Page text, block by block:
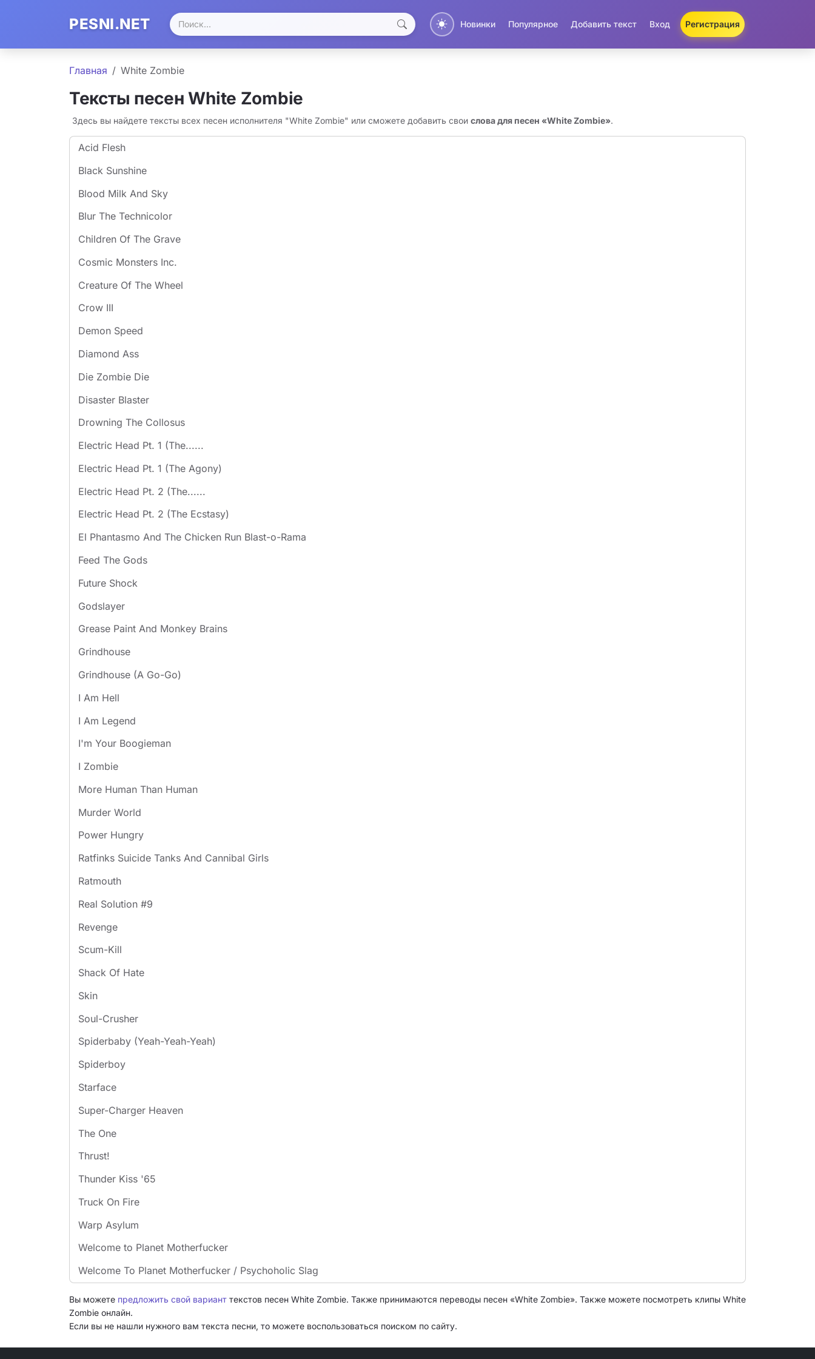
PESNI.NET Новинки Популярное Добавить текст Вход Регистрация
Главная White Zombie
Тексты песен White Zombie
Здесь вы найдете тексты всех песен исполнителя "White Zombie" или сможете добавить свои слова для песен «White Zombie».
Acid Flesh
Black Sunshine
Blood Milk And Sky
Blur The Technicolor
Children Of The Grave
Cosmic Monsters Inc.
Creature Of The Wheel
Crow III
Demon Speed
Diamond Ass
Die Zombie Die
Disaster Blaster
Drowning The Collosus
Electric Head Pt. 1 (The......
Electric Head Pt. 1 (The Agony)
Electric Head Pt. 2 (The......
Electric Head Pt. 2 (The Ecstasy)
El Phantasmo And The Chicken Run Blast-o-Rama
Feed The Gods
Future Shock
Godslayer
Grease Paint And Monkey Brains
Grindhouse
Grindhouse (A Go-Go)
I Am Hell
I Am Legend
I'm Your Boogieman
I Zombie
More Human Than Human
Murder World
Power Hungry
Ratfinks Suicide Tanks And Cannibal Girls
Ratmouth
Real Solution #9
Revenge
Scum-Kill
Shack Of Hate
Skin
Soul-Crusher
Spiderbaby (Yeah-Yeah-Yeah)
Spiderboy
Starface
Super-Charger Heaven
The One
Thrust!
Thunder Kiss '65
Truck On Fire
Warp Asylum
Welcome to Planet Motherfucker
Welcome To Planet Motherfucker / Psychoholic Slag
Вы можете предложить свой вариант текстов песен White Zombie. Также принимаются переводы песен «White Zombie». Также можете посмотреть клипы White
Zombie онлайн.
Если вы не нашли нужного вам текста песни, то можете воспользоваться поиском по сайту.